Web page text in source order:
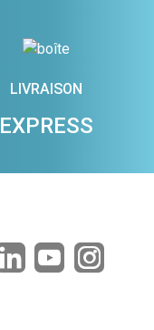
LIVRAISON
EXPRESS